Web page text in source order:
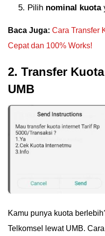
Pilih nominal kuota
Baca Juga: Cara Transfer
Cepat dan 100% Works!
2. Transfer
UMB
Kamu punya kuota
Telkomsel lewat UMB.